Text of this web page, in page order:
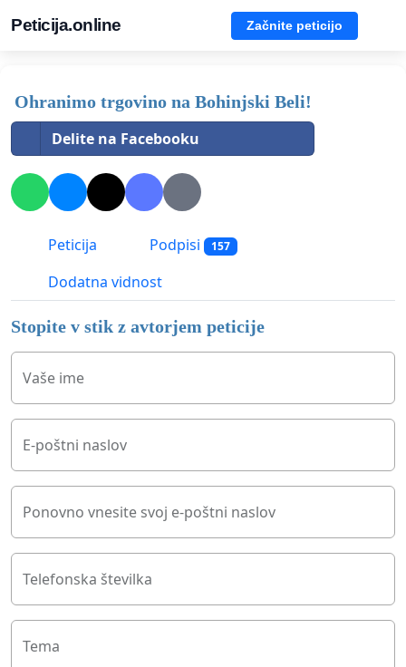
Peticija.online Začnite peticijo
Ohranimo trgovino na Bohinjski Beli!
Delite na Facebooku
Peticija Podpisi 157
Dodatna vidnost
Stopite v stik z avtorjem peticije
Vaše ime
E-poštni naslov
Ponovno vnesite svoj e-poštni naslov
Telefonska številka
Tema